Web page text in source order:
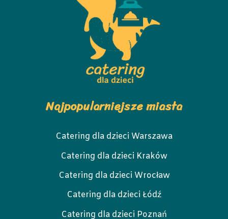
Najpopularniejsze miasta
Catering dla dzieci Warszawa
Catering dla dzieci Kraków
Catering dla dzieci Wrocław
Catering dla dzieci Łódź
Catering dla dzieci Poznań